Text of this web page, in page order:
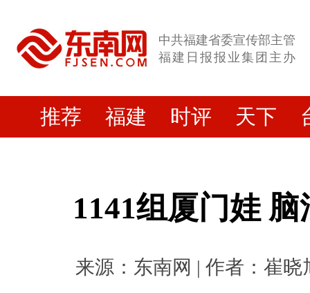
中共福建省委宣传部主管
福建日报报业集团主办
推荐 福建 时评 天下
1141组厦门娃
来源：东南网 | 作者：崔晓